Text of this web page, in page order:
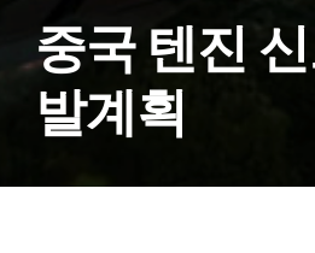
중국 텐진
발계획